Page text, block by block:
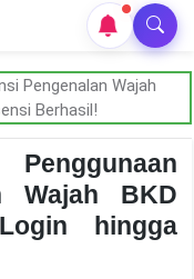
Wajah BKD
hingga